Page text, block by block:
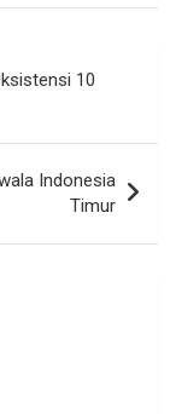
10
Indonesia
Timur